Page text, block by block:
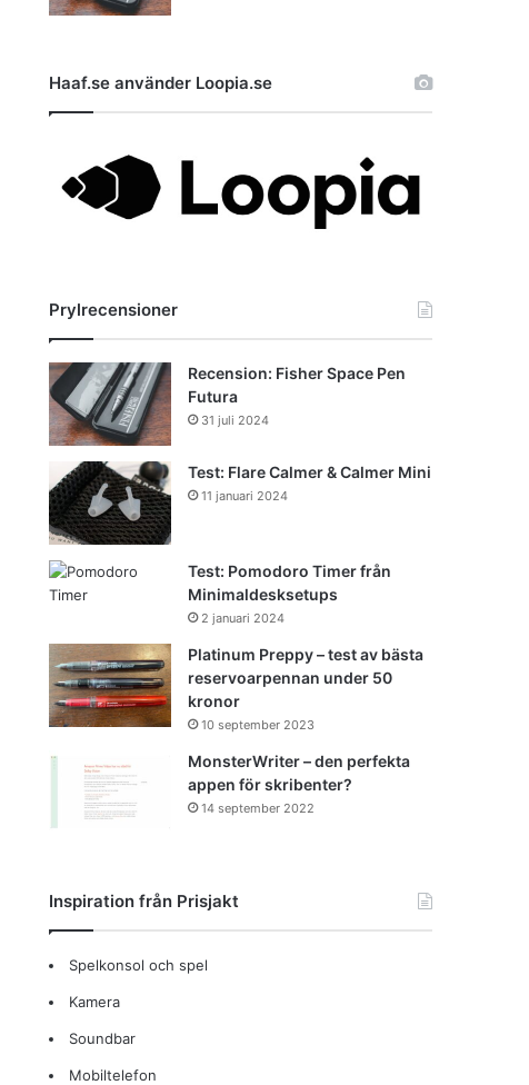
Haaf.se använder Loopia.se
Prylrecensioner
Recension: Fisher Space Pen
Futura
31 juli 2024
Test: Flare Calmer & Calmer Mini
11 januari 2024
Test: Pomodoro Timer från
Minimaldesksetups
2 januari 2024
Platinum Preppy – test av bästa
reservoarpennan under 50
kronor
10 september 2023
MonsterWriter – den perfekta
appen för skribenter?
14 september 2022
Inspiration från Prisjakt
Spelkonsol och spel
Kamera
Soundbar
Mobiltelefon